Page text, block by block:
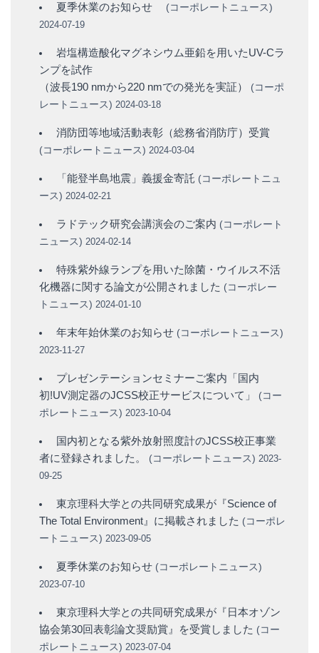
夏季休業のお知らせ (コーポレートニュース)
2024-07-19
岩塩構造酸化マグネシウム亜鉛を用いたUV-Cラ
ンプを試作
（波長190 nmから220 nmでの発光を実証）
(コーポ
レートニュース) 2024-03-18
消防団等地域活動表彰（総務省消防庁）受賞
(コーポレートニュース) 2024-03-04
「能登半島地震」義援金寄託 (コーポレートニュ
ース) 2024-02-21
ラドテック研究会講演会のご案内 (コーポレート
ニュース) 2024-02-14
特殊紫外線ランプを用いた除菌・ウイルス不活
化機器に関する論文が公開されました (コーポレー
トニュース) 2024-01-10
年末年始休業のお知らせ (コーポレートニュース)
2023-11-27
プレゼンテーションセミナーご案内「国内
初!UV測定器のJCSS校正サービスについて」
(コー
ポレートニュース) 2023-10-04
国内初となる紫外放射照度計のJCSS校正事業
者に登録されました。
(コーポレートニュース) 2023-
09-25
東京理科大学との共同研究成果が『Science of
The Total Environment』に掲載されました (コーポレ
ートニュース) 2023-09-05
夏季休業のお知らせ (コーポレートニュース)
2023-07-10
東京理科大学との共同研究成果が『日本オゾン
協会第30回表彰論文奨励賞』を受賞しました (コー
ポレートニュース) 2023-07-04